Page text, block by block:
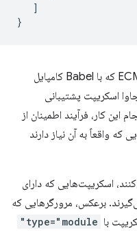
بسیاری از ویژگی‌های جدیدتر ECMAScript که با Babel کامپایل
پشتیبانی
کار، فرآیند اطمینان از
به آن نیاز دارند
اسکریپت‌هایی که دارای
برعکس، مرورگرهایی که
با type="module"